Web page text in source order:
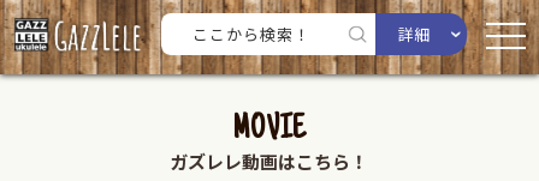
詳細
MOVIE
ガズレレ動画はこちら！